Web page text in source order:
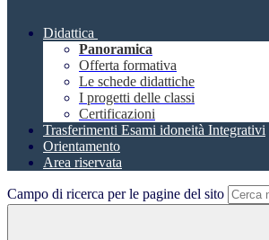
Didattica
Panoramica
Offerta formativa
Le schede didattiche
I progetti delle classi
Certificazioni
Trasferimenti Esami idoneità Integrativi
Orientamento
Area riservata
Campo di ricerca per le pagine del sito